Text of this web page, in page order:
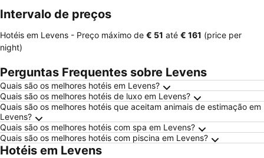
Intervalo de preços
Hotéis em Levens - Preço máximo de ‎€ 51 até ‎€ 161 (price per
night)
Perguntas Frequentes sobre Levens
Quais são os melhores hotéis em Levens?
Quais são os melhores hotéis de luxo em Levens?
Quais são os melhores hotéis que aceitam animais de estimação em
Levens?
Quais são os melhores hotéis com spa em Levens?
Quais são os melhores hotéis com piscina em Levens?
Hotéis em Levens